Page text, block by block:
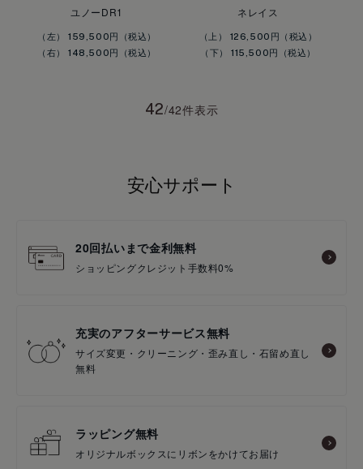
ユノーDR1
（左） 159,500円
（右） 148,500円
ネレイス
（上） 126,500円
（下） 115,500円
42/42件表示
安心サポート
20回払いまで金利無料
ショッピングクレジット手数料0%
充実のアフターサービス無料
サイズ変更・クリーニング・歪み直し・石留め直し
無料
ラッピング無料
オリジナルボックスにリボンをかけてお届け